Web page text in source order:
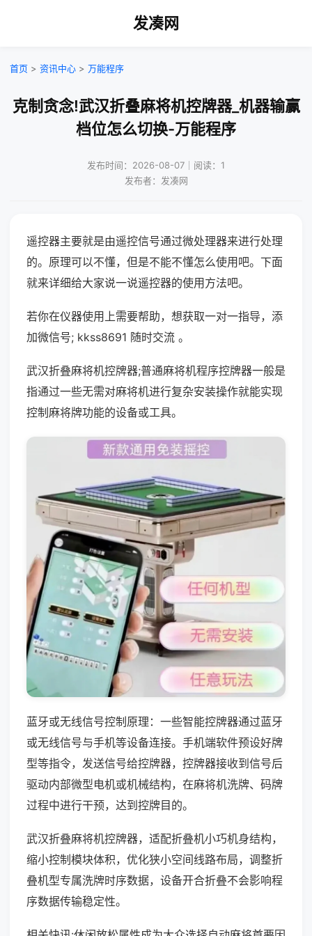
发凑网
首页 > 资讯中心 > 万能程序
克制贪念!武汉折叠麻将机控牌器_机器输赢
档位怎么切换-万能程序
发布时间：2026-08-07｜阅读：1
发布者：发凑网
遥控器主要就是由遥控信号通过微处理器来进行处理
的。原理可以不懂，但是不能不懂怎么使用吧。下面
就来详细给大家说一说遥控器的使用方法吧。
若你在仪器使用上需要帮助，想获取一对一指导，添
加微信号; kkss8691 随时交流 。
武汉折叠麻将机控牌器;普通麻将机程序控牌器一般是
指通过一些无需对麻将机进行复杂安装操作就能实现
控制麻将牌功能的设备或工具。
蓝牙或无线信号控制原理：一些智能控牌器通过蓝牙
或无线信号与手机等设备连接。手机端软件预设好牌
型等指令，发送信号给控牌器，控牌器接收到信号后
驱动内部微型电机或机械结构，在麻将机洗牌、码牌
过程中进行干预，达到控牌目的。
武汉折叠麻将机控牌器，适配折叠机小巧机身结构，
缩小控制模块体积，优化狭小空间线路布局，调整折
叠机型专属洗牌时序数据，设备开合折叠不会影响程
序数据传输稳定性。